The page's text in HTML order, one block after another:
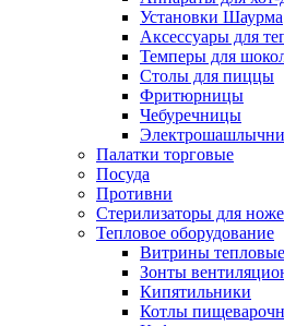
Установки Шаурма
Аксессуары для
Темперы для
Столы для пиццы
Фритюрницы
Чебуречницы
Палатки торговые
Посуда
Противни
Стерилизаторы для
Тепловое оборудование
Витрины тепловые
Зонты
Кипятильники
Котлы